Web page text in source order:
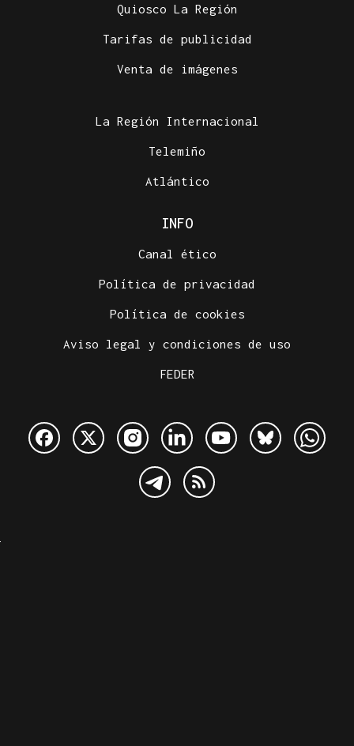
Quiosco La Región
Tarifas de publicidad
Venta de imágenes
La Región Internacional
Telemiño
Atlántico
INFO
Canal ético
Política de privacidad
Política de cookies
Aviso legal y condiciones de uso
FEDER